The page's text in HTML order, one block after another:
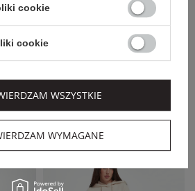
ARMANI EXCHANGE
SPODNIE DAMSKIE
EXCHANGE
609,00 PLN
365,40 PLN -40%
cookie
cookie
WYMAGANE
WSZYSTKIE